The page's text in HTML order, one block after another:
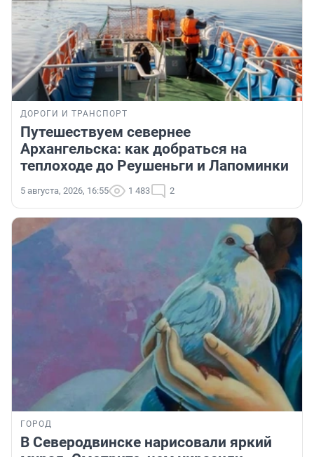
ДОРОГИ И ТРАНСПОРТ
Путешествуем севернее
Архангельска: как добраться на
теплоходе до Реушеньги и Лапоминки
5 августа, 2026, 16:55 1 483 2
ГОРОД
В Северодвинске нарисовали яркий